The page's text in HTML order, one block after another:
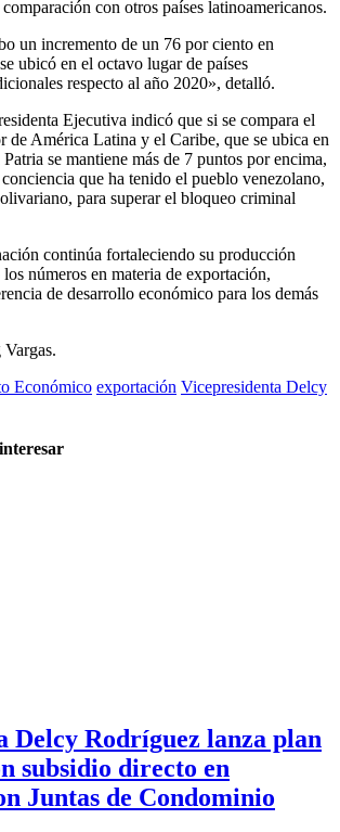
con otros países latinoamericanos.
un incremento de un 76 por ciento en
ubicó en el octavo lugar de países
respecto al año 2020», detalló.
Ejecutiva indicó que si se compara el
de América Latina y el Caribe, que se ubica en
se mantiene más de 7 puntos por encima,
que ha tenido el pueblo venezolano,
para superar el bloqueo criminal
continúa fortaleciendo su producción
números en materia de exportación,
de desarrollo económico para los demás
Económico exportación Vicepresidenta Delcy
Delcy Rodríguez lanza plan
subsidio directo en
Juntas de Condominio